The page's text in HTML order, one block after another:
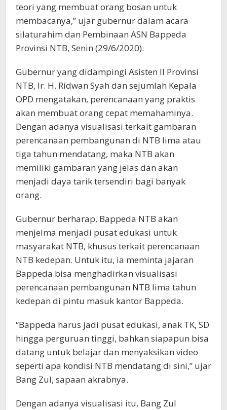
teori yang membuat orang bosan untuk
membacanya,” ujar gubernur dalam acara
silaturahim dan Pembinaan ASN Bappeda
Provinsi NTB, Senin (29/6/2020).
Gubernur yang didampingi Asisten II Provinsi
NTB, Ir. H. Ridwan Syah dan sejumlah Kepala
OPD mengatakan, perencanaan yang praktis
akan membuat orang cepat memahaminya.
Dengan adanya visualisasi terkait gambaran
perencanaan pembangunan di NTB lima atau
tiga tahun mendatang, maka NTB akan
memiliki gambaran yang jelas dan akan
menjadi daya tarik tersendiri bagi banyak
orang.
Gubernur berharap, Bappeda NTB akan
menjelma menjadi pusat edukasi untuk
masyarakat NTB, khusus terkait perencanaan
NTB kedepan. Untuk itu, ia meminta jajaran
Bappeda bisa menghadirkan visualisasi
perencanaan pembangunan NTB lima tahun
kedepan di pintu masuk kantor Bappeda.
“Bappeda harus jadi pusat edukasi, anak TK, SD
hingga perguruan tinggi, bahkan siapapun bisa
datang untuk belajar dan menyaksikan video
seperti apa kondisi NTB mendatang di sini,” ujar
Bang Zul, sapaan akrabnya.
Dengan adanya visualisasi itu, Bang Zul